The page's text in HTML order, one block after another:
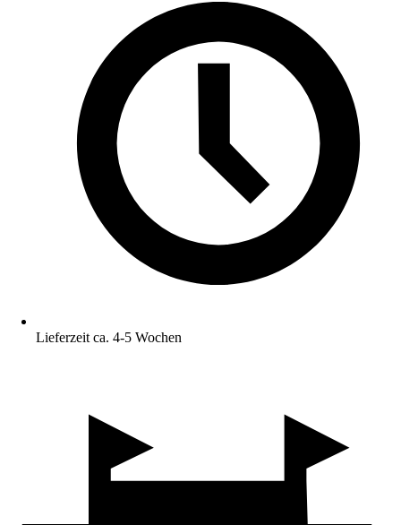
Lieferzeit ca. 4-5 Wochen